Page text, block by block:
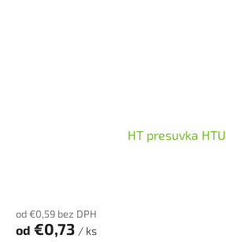
HT presuvka HTU
od €0,59 bez DPH
od €0,73 / ks